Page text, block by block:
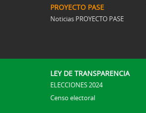
PROYECTO PASE
Noticias PROYECTO PASE
LEY DE TRANSPARENCIA
ELECCIONES 2024
Censo electoral